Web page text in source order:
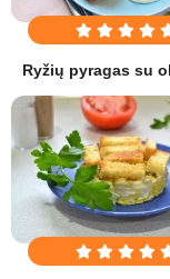
Ryžių pyragas su